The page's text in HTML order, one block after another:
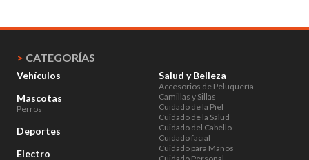
> CATEGORÍAS
Vehículos
Mascotas
Perros
Deportes
Electro
Salud y Belleza
Accesorios de Peluquería
Camillas y Sillas
Cuidado de la Piel
Cuidado de la Salud
Cuidado del Cabello
Cuidado facial
Cuidado para Manos